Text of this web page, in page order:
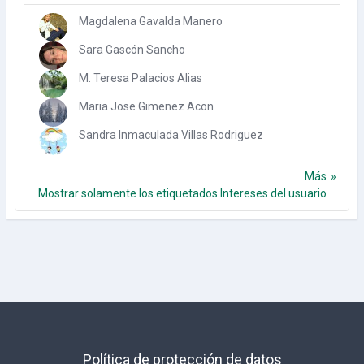
Magdalena Gavalda Manero
Sara Gascón Sancho
M. Teresa Palacios Alias
Maria Jose Gimenez Acon
Sandra Inmaculada Villas Rodriguez
Más
Mostrar solamente los etiquetados Intereses del usuario
Política de protección de datos